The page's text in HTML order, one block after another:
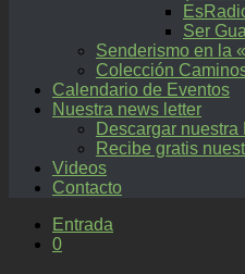
Ser
Senderismo en la
Colección
Calendario de Eventos
Nuestra news letter
Descargar nuestra
Recibe gratis
Videos
Contacto
Entrada
0